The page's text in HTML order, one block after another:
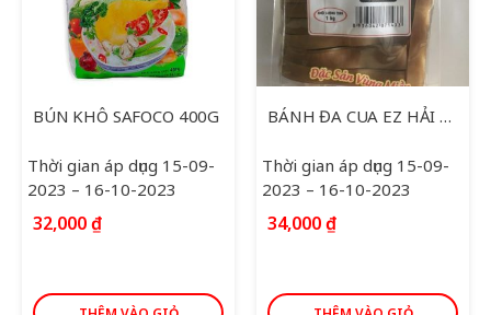
BÚN KHÔ SAFOCO 400G
Thời gian áp dụng 15-09-
2023 – 16-10-2023
32,000₫
BÁNH ĐA CUA EZ HẢI PHÒNG 500G
Thời gian áp dụng 15-09-
2023 – 16-10-2023
34,000₫